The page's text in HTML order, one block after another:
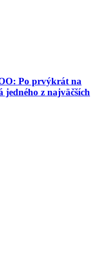
Po prvýkrát na
jedného z najväčších